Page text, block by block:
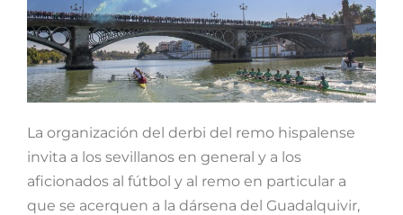
La organización del derbi del remo hispalense
invita a los sevillanos en general y a los
aficionados al fútbol y al remo en particular a
que se acerquen a la dársena del Guadalquivir,